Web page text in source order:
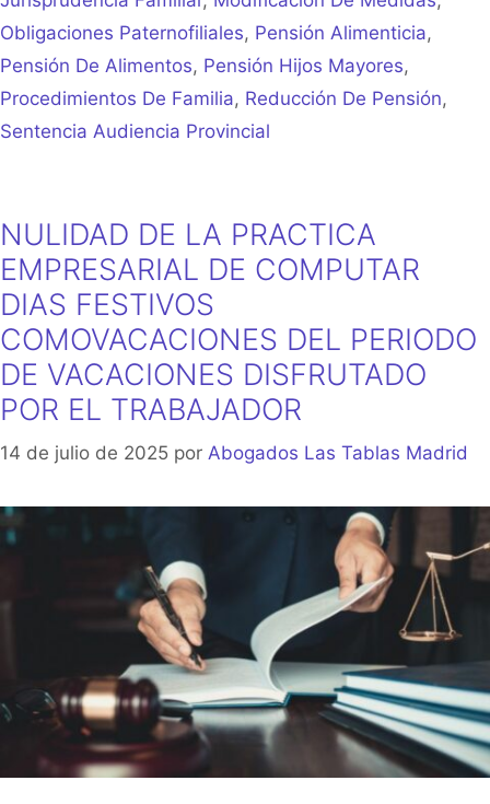
Obligaciones Paternofiliales, Pensión Alimenticia,
Pensión De Alimentos, Pensión Hijos Mayores,
Procedimientos De Familia, Reducción De Pensión,
Sentencia Audiencia Provincial
NULIDAD DE LA PRACTICA
EMPRESARIAL DE COMPUTAR
DIAS FESTIVOS
COMOVACACIONES DEL PERIODO
DE VACACIONES DISFRUTADO
POR EL TRABAJADOR
14 de julio de 2025 por Abogados Las Tablas Madrid